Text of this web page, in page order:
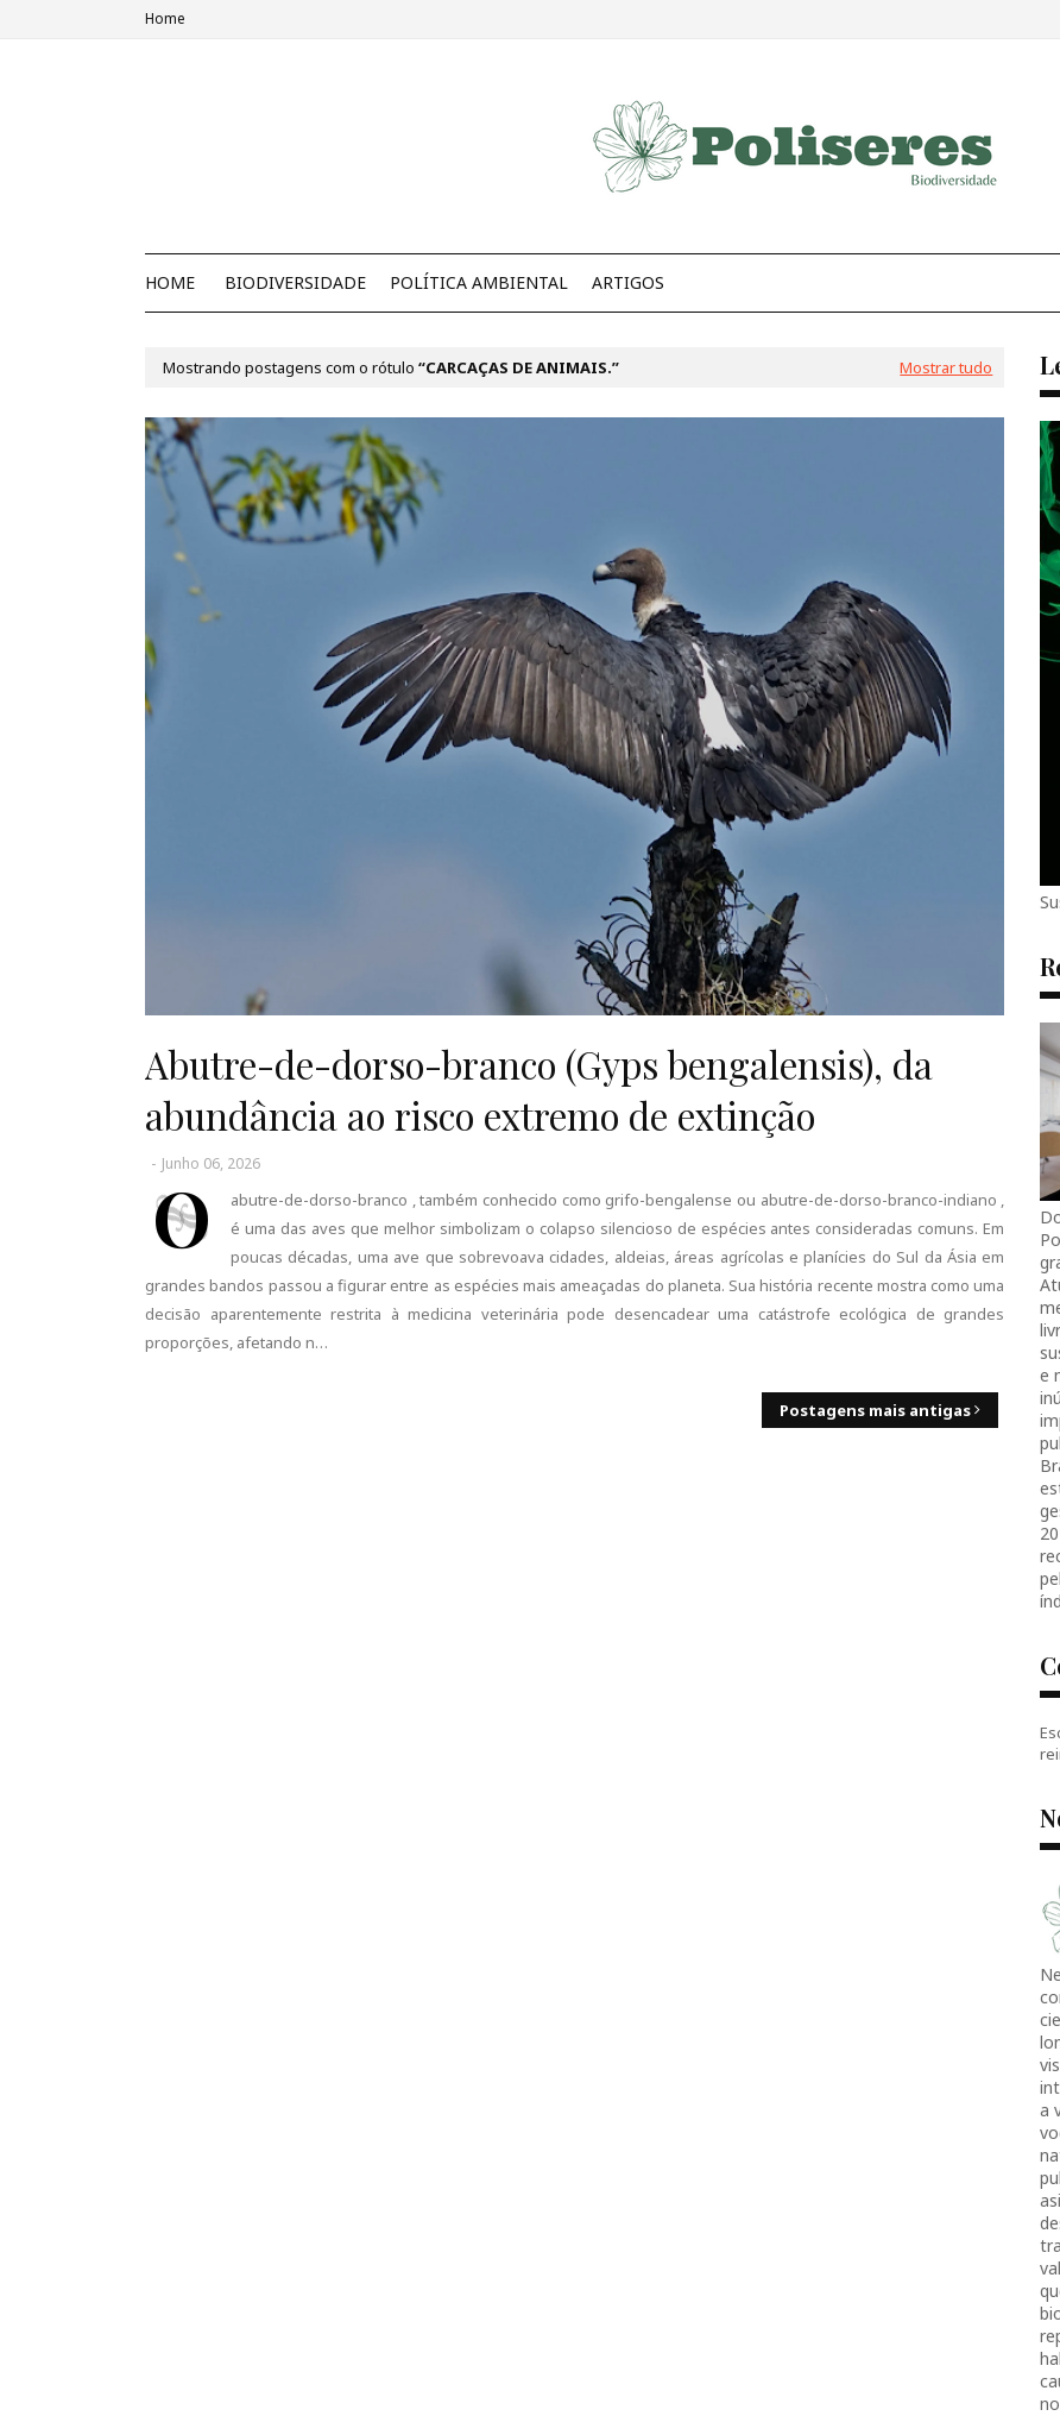
Home
HOME BIODIVERSIDADE POLÍTICA AMBIENTAL ARTIGOS
Mostrando postagens com o rótulo CARCAÇAS DE ANIMAIS. Mostrar tudo
Abutre-de-dorso-branco (Gyps bengalensis), da
abundância ao risco extremo de extinção
- Junho 06, 2026
O
abutre-de-dorso-branco , também conhecido como grifo-bengalense ou abutre-de-dorso-branco-indiano ,
é uma das aves que melhor simbolizam o colapso silencioso de espécies antes consideradas comuns. Em
poucas décadas, uma ave que sobrevoava cidades, aldeias, áreas agrícolas e planícies do Sul da Ásia em
grandes bandos passou a figurar entre as espécies mais ameaçadas do planeta. Sua história recente mostra como uma
decisão aparentemente restrita à medicina veterinária pode desencadear uma catástrofe ecológica de grandes
proporções, afetando n…
Postagens mais antigas
e
a